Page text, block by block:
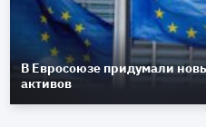
В Евросоюзе придумали
активов